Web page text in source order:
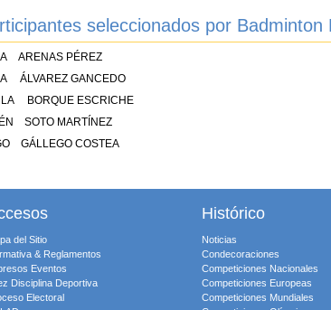
seleccionados por Badminton
ARENAS PÉREZ
ÁLVAREZ GANCEDO
BORQUE ESCRICHE
SOTO MARTÍNEZ
GÁLLEGO COSTEA
del Sitio
& Reglamentos
Eventos
Disciplina Deportiva
Electoral
Histórico
Noticias
Condecoraciones
Competiciones Nacionales
Competiciones Europeas
Competiciones Mundiales